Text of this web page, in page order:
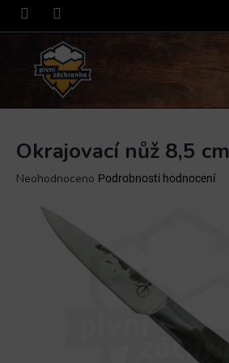
Přejít
obsah
Okrajovací nůž 8,5 cm
Průměrné
Neohodnoceno Podrobnosti hodnocení